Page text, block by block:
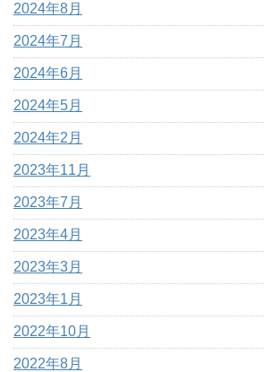
2024年8月
2024年7月
2024年6月
2024年5月
2024年2月
2023年11月
2023年7月
2023年4月
2023年3月
2023年1月
2022年10月
2022年8月